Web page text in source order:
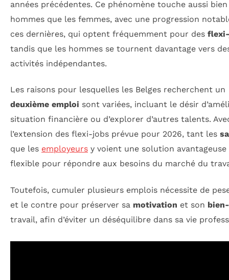
années précédentes. Ce phénomène touche aussi
hommes que les femmes, avec une progression
ces dernières, qui optent fréquemment pour des
tandis que les hommes se tournent davantage vers
activités indépendantes.
Les raisons pour lesquelles les Belges recherchent un
deuxième emploi sont variées, incluant le désir
situation financière ou d’explorer d’autres talents.
l’extension des flexi-jobs prévue pour 2026, tant les
que les employeurs y voient une solution avantageuse
flexible pour répondre aux besoins du marché du
Toutefois, cumuler plusieurs emplois nécessite de
et le contre pour préserver sa motivation et son
travail, afin d’éviter un déséquilibre dans sa vie